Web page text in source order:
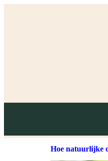
Hoe natuurlijke